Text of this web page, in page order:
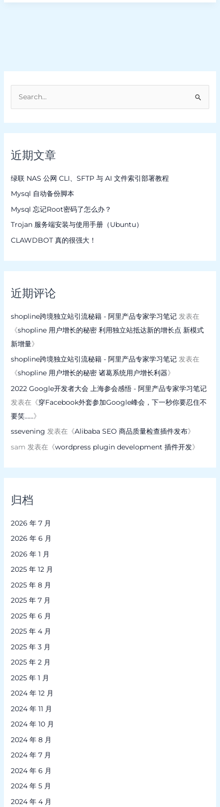
近期文章
绿联 NAS 公网 CLI、SFTP 与 AI 文件索引部署教程
Mysql 自动备份脚本
Mysql 忘记Root密码了怎么办？
Trojan 服务端安装与使用手册（Ubuntu）
CLAWDBOT 真的很强大！
近期评论
shopline跨境独立站引流秘籍 - 阿里产品专家学习笔记发表在
《shopline 用户增长的秘密 利用独立站抵达新的增长点 新模式
新增量》
shopline跨境独立站引流秘籍 - 阿里产品专家学习笔记发表在
《shopline 用户增长的秘密 诸葛系统用户增长利器》
2022 Google开发者大会 上海参会感悟 - 阿里产品专家学习笔记
发表在《穿Facebook外套参加Google峰会，下一秒你要忍住不
要笑……》
ssevening 发表在《Alibaba SEO 商品质量检查插件发布》
sam 发表在《wordpress plugin development 插件开发》
归档
2026 年 7 月
2026 年 6 月
2026 年 1 月
2025 年 12 月
2025 年 8 月
2025 年 7 月
2025 年 6 月
2025 年 4 月
2025 年 3 月
2025 年 2 月
2025 年 1 月
2024 年 12 月
2024 年 11 月
2024 年 10 月
2024 年 8 月
2024 年 7 月
2024 年 6 月
2024 年 5 月
2024 年 4 月